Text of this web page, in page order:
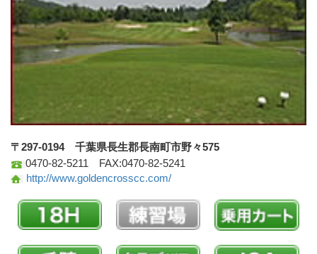
〒297-0194 千葉県長生郡長南町市野々575
0470-82-5211 FAX:0470-82-5241
http://www.goldencrosscc.com/